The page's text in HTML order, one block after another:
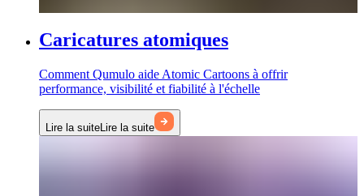
Caricatures atomiques
Comment Qumulo aide Atomic Cartoons à offrir
performance, visibilité et fiabilité à l'échelle
Lire la suiteLire la suite